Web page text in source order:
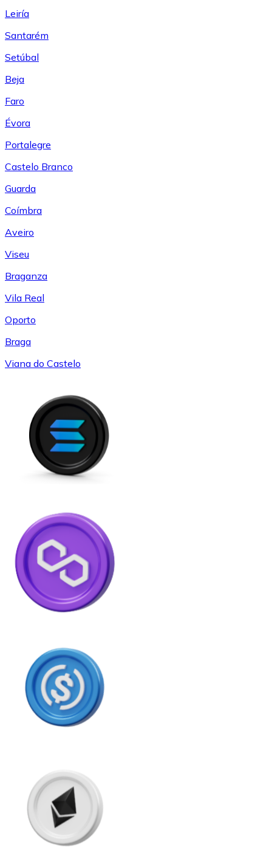
Leiría
Santarém
Setúbal
Beja
Faro
Évora
Portalegre
Castelo Branco
Guarda
Coímbra
Aveiro
Viseu
Braganza
Vila Real
Oporto
Braga
Viana do Castelo